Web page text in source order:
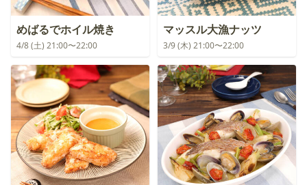
めばるでホイル焼き
4/8 (土) 21:00〜22:00
マッスル大漁ナッツ
3/9 (木) 21:00〜22:00